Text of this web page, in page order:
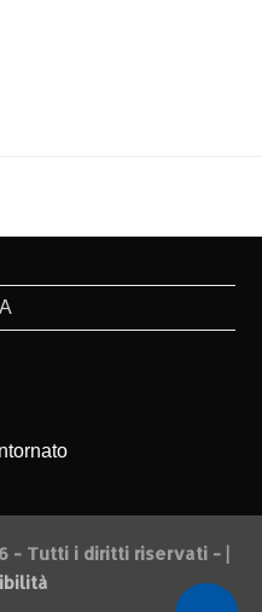
- Tutti i diritti riservati - |